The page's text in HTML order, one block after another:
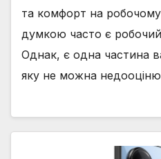
та комфорт на
думкою часто є
Однак, є одна частина
яку не можна